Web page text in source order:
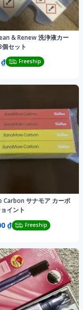
& Renew 洗浄液カー
個セット
Freeship
Carbon サナモア カーボ
イント
₫ Freeship